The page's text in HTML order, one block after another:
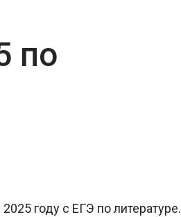
по
году с ЕГЭ по литературе.